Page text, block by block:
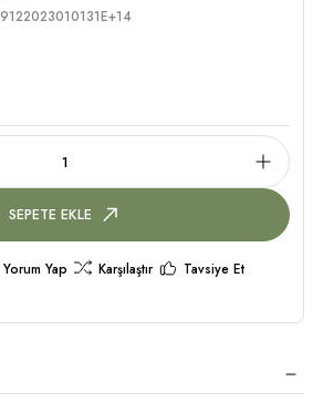
SEPETE EKLE
Yorum Yap Karşılaştır
Tavsiye Et